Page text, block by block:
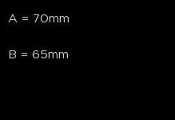
A = 70mm
B = 65mm